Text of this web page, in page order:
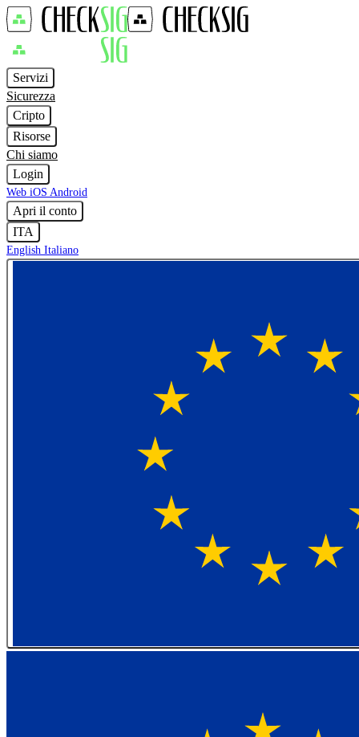
Servizi
Sicurezza
Cripto
Risorse
Chi siamo
Login
Web iOS Android
Apri il conto
ITA
English Italiano